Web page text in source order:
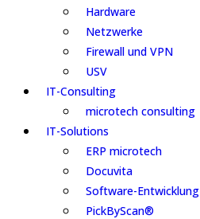
Hardware
Netzwerke
Firewall und VPN
USV
IT-Consulting
microtech consulting
IT-Solutions
ERP microtech
Docuvita
Software-Entwicklung
PickByScan®